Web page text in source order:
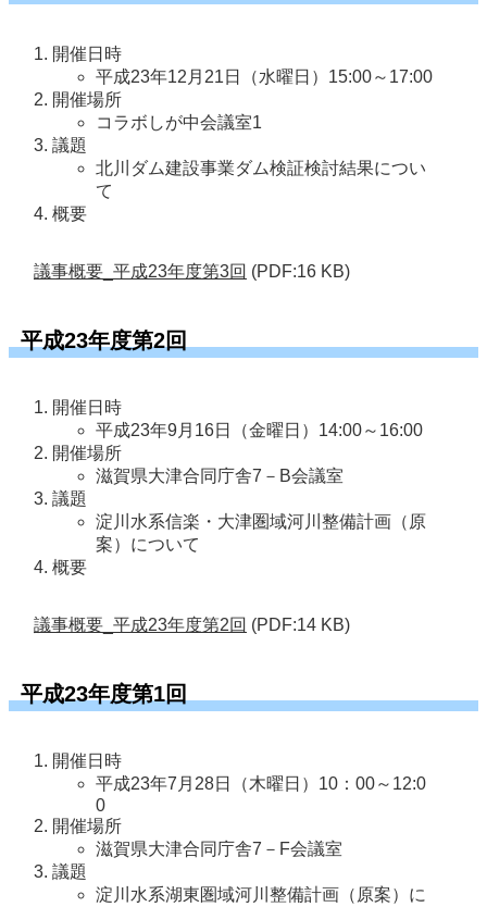
開催日時
平成23年12月21日（水曜日）15:00～17:00
開催場所
コラボしが中会議室1
議題
北川ダム建設事業ダム検証検討結果につい
て
概要
議事概要_平成23年度第3回 (PDF:16 KB)
平成23年度第2回
開催日時
平成23年9月16日（金曜日）14:00～16:00
開催場所
滋賀県大津合同庁舎7－B会議室
議題
淀川水系信楽・大津圏域河川整備計画（原
案）について
概要
議事概要_平成23年度第2回 (PDF:14 KB)
平成23年度第1回
開催日時
平成23年7月28日（木曜日）10：00～12:0
0
開催場所
滋賀県大津合同庁舎7－F会議室
議題
淀川水系湖東圏域河川整備計画（原案）に